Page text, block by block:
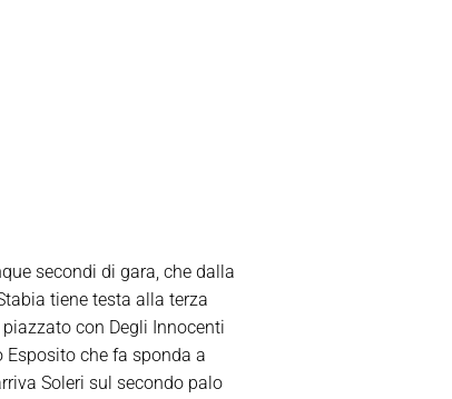
secondi di gara, che dalla
tiene testa alla terza
con Degli Innocenti
Esposito che fa sponda a
Soleri sul secondo palo